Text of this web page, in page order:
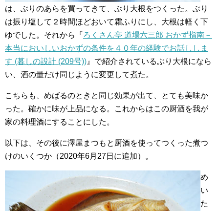
は、ぶりのあらを買ってきて、ぶり大根をつくった。ぶり
は振り塩して２時間ほどおいて霜ふりにし、大根は軽く下
ゆでした。それから『ろくさん亭 道場六三郎 おかず指南－
本当においしいおかずの条件を４０年の経験でお話ししま
す (暮しの設計 (209号)) 』で紹介されているぶり大根になら
い、酒の量だけ同じように変更して煮た。
こちらも、めばるのときと同じ効果が出て、とても美味か
った。確かに味が上品になる。これからはこの厨酒を我が
家の料理酒にすることにした。
以下は、その後に澤屋まつもと厨酒を使ってつくった煮つ
けのいくつか（2020年6月27日に追加）。
め
い
た